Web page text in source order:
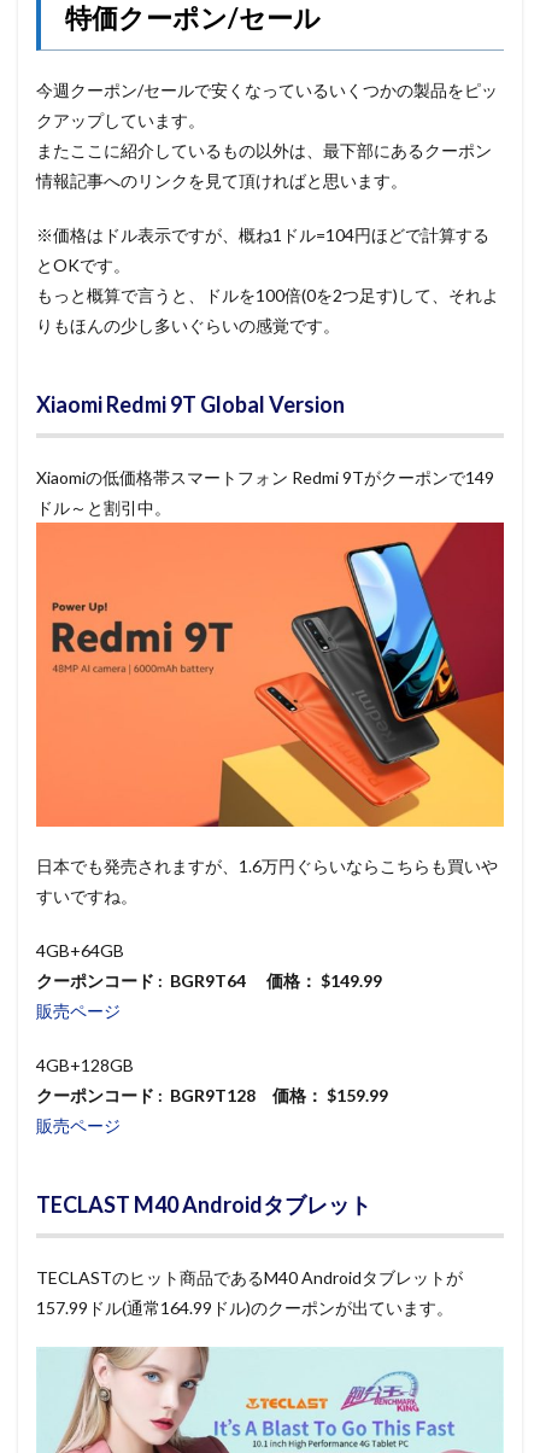
特価クーポン/セール
今週クーポン/セールで安くなっているいくつかの製品をピッ
クアップしています。
またここに紹介しているもの以外は、最下部にあるクーポン
情報記事へのリンクを見て頂ければと思います。
※価格はドル表示ですが、概ね1ドル=104円ほどで計算する
とOKです。
もっと概算で言うと、ドルを100倍(0を2つ足す)して、それよ
りもほんの少し多いぐらいの感覚です。
Xiaomi Redmi 9T Global Version
Xiaomiの低価格帯スマートフォン Redmi 9Tがクーポンで149
ドル～と割引中。
日本でも発売されますが、1.6万円ぐらいならこちらも買いや
すいですね。
4GB+64GB
クーポンコード : BGR9T64 価格： $149.99
販売ページ
4GB+128GB
クーポンコード : BGR9T128 価格： $159.99
販売ページ
TECLAST M40 Androidタブレット
TECLASTのヒット商品であるM40 Androidタブレットが
157.99ドル(通常164.99ドル)のクーポンが出ています。